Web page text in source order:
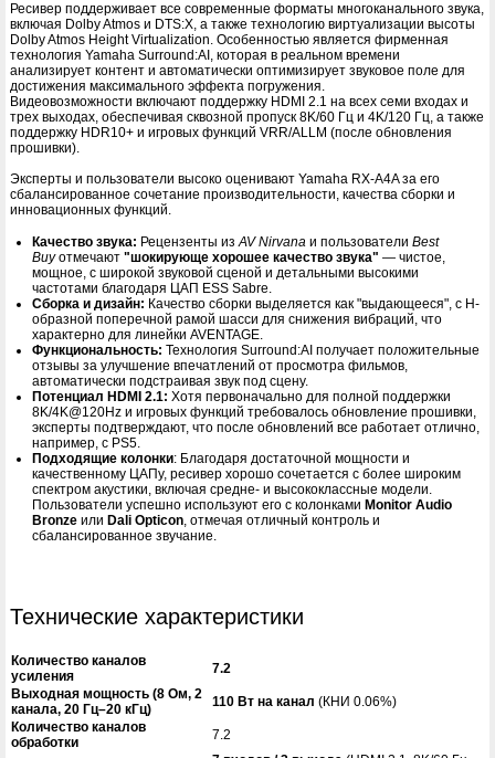
Ресивер поддерживает все современные форматы многоканального звука,
включая Dolby Atmos и DTS:X, а также технологию виртуализации высоты
Dolby Atmos Height Virtualization. Особенностью является фирменная
технология Yamaha Surround:AI, которая в реальном времени
анализирует контент и автоматически оптимизирует звуковое поле для
достижения максимального эффекта погружения.
Видеовозможности включают поддержку HDMI 2.1 на всех семи входах и
трех выходах, обеспечивая сквозной пропуск 8K/60 Гц и 4K/120 Гц, а также
поддержку HDR10+ и игровых функций VRR/ALLM (после обновления
прошивки).
Эксперты и пользователи высоко оценивают Yamaha RX-A4A за его
сбалансированное сочетание производительности, качества сборки и
инновационных функций.
Качество звука: Рецензенты изAV Nirvana и пользователиBest
Buyотмечают"шокирующе хорошее качество звука" — чистое,
мощное, с широкой звуковой сценой и детальными высокими
частотами благодаря ЦАП ESS Sabre.
Сборка и дизайн: Качество сборки выделяется как "выдающееся", с H-
образной поперечной рамой шасси для снижения вибраций, что
характерно для линейки AVENTAGE.
Функциональность: Технология Surround:AI получает положительные
отзывы за улучшение впечатлений от просмотра фильмов,
автоматически подстраивая звук под сцену.
Потенциал HDMI 2.1: Хотя первоначально для полной поддержки
8K/4K@120Hz и игровых функций требовалось обновление прошивки,
эксперты подтверждают, что после обновлений все работает отлично,
например, с PS5.
Подходящие колонки: Благодаря достаточной мощности и
качественному ЦАПу, ресивер хорошо сочетается с более широким
спектром акустики, включая средне- и высококлассные модели.
Пользователи успешно используют его с колонками Monitor Audio
Bronze или Dali Opticon, отмечая отличный контроль и
сбалансированное звучание.
Технические характеристики
Количество каналов
усиления
7.2
Выходная мощность (8 Ом, 2
канала, 20 Гц–20 кГц)
110 Вт на канал (КНИ 0.06%)
Количество каналов
обработки
7.2